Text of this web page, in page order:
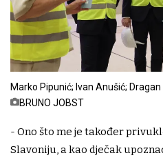
Marko Pipunić; Ivan Anušić;
Tramišak
BRUNO JOBST
- Ono što me je također
Slavoniju, a kao dječak